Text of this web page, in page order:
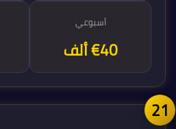
أسبوعي
€40 ألف